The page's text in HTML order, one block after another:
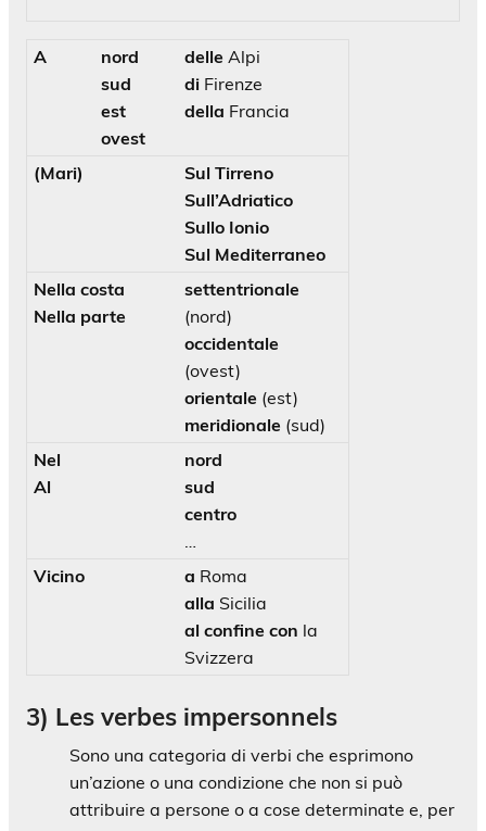
A
nord
sud
est
ovest
delle Alpi
di Firenze
della Francia
(Mari)
Sul Tirreno
Sull’Adriatico
Sullo Ionio
Sul Mediterraneo
Nella costa
Nella parte
settentrionale
(nord)
occidentale
(ovest)
orientale (est)
meridionale (sud)
Nel
Al
nord
sud
centro
…
Vicino
a Roma
alla Sicilia
al confine con la
Svizzera
3) Les verbes impersonnels
Sono una categoria di verbi che esprimono
un’azione o una condizione che non si può
attribuire a persone o a cose determinate e, per